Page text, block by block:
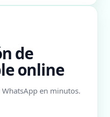
de
online
en minutos.